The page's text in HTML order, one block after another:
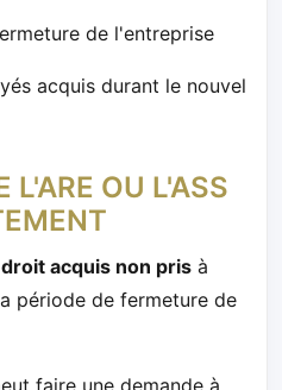
de l'entreprise
acquis durant le nouvel
L'ARE OU L'ASS
droit acquis non pris à
période de fermeture de